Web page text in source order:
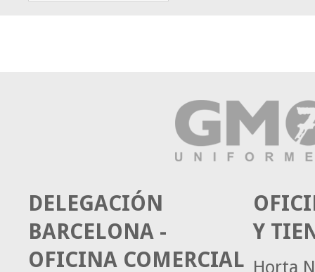
Y
Horta
DELEGACIÓN
BARCELONA -
OFICINA COMERCIAL